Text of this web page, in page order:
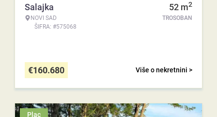
Salajka
NOVI SAD
ŠIFRA: #575068
52 m2
TROSOBAN
Više o nekretnini >
€160.680
Plac